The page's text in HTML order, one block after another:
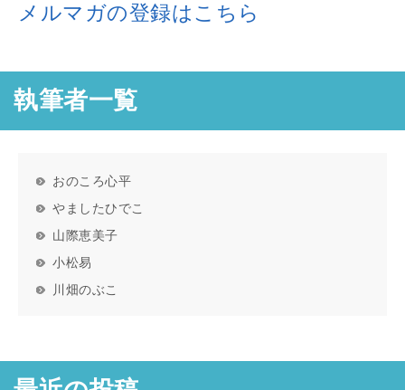
メルマガの登録はこちら
執筆者一覧
おのころ心平
やましたひでこ
山際恵美子
小松易
川畑のぶこ